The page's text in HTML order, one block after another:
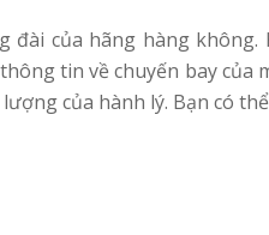
của hãng hàng không.
tin về chuyến bay của
của hành lý. Bạn có